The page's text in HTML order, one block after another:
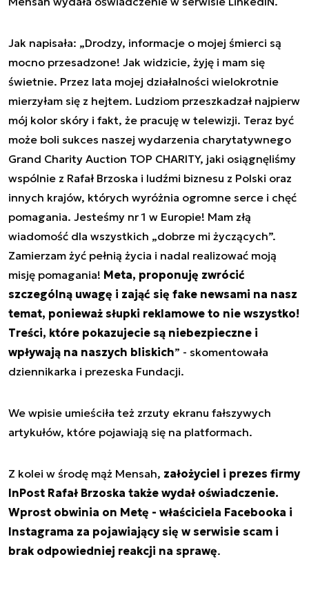
Jak napisała: „Drodzy, informacje o mojej śmierci są
mocno przesadzone! Jak widzicie, żyję i mam się
świetnie. Przez lata mojej działalności wielokrotnie
mierzyłam się z hejtem. Ludziom przeszkadzał najpierw
mój kolor skóry i fakt, że pracuję w telewizji. Teraz być
może boli sukces naszej wydarzenia charytatywnego
Grand Charity Auction TOP CHARITY, jaki osiągnęliśmy
wspólnie z Rafał Brzoska i ludźmi biznesu z Polski oraz
innych krajów, których wyróżnia ogromne serce i chęć
pomagania. Jesteśmy nr 1 w Europie! Mam złą
wiadomość dla wszystkich „dobrze mi życzących”.
Zamierzam żyć pełnią życia i nadal realizować moją
misję pomagania! Meta, proponuję zwrócić
szczególną uwagę i zająć się fake newsami na nasz
temat, ponieważ słupki reklamowe to nie wszystko!
Treści, które pokazujecie są niebezpieczne i
wpływają na naszych bliskich” - skomentowała
dziennikarka i prezeska Fundacji.
We wpisie umieściła też zrzuty ekranu fałszywych
artykułów, które pojawiają się na platformach.
Z kolei w środę mąż Mensah, założyciel i prezes firmy
InPost Rafał Brzoska także wydał oświadczenie.
Wprost obwinia on Metę - właściciela Facebooka i
Instagrama za pojawiający się w serwisie scam i
brak odpowiedniej reakcji na sprawę.